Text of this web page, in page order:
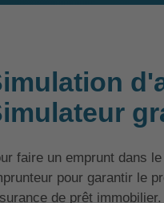
faire un emprunt dans
pour garantir le
de prêt